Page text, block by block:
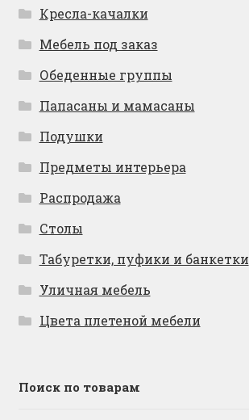
Кресла-качалки
Мебель под заказ
Обеденные группы
Папасаны и мамасаны
Подушки
Предметы интерьера
Распродажа
Столы
Табуретки, пуфики и банкетки
Уличная мебель
Цвета плетеной мебели
Поиск по товарам